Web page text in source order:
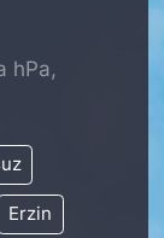
hPa,
Erzin